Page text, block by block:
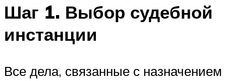
Шаг 1. Выбор судебной
инстанции
Все дела, связанные с назначением